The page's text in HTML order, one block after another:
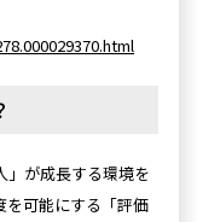
」が成長する環境を
を可能にする「評価